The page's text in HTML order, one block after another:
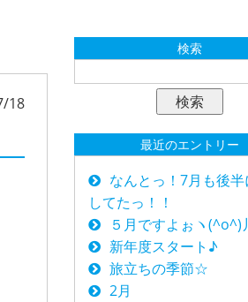
18
検索
最近のエントリー
なんとっ！7月も後半
してたっ！！
５月ですよぉヽ(^o^)丿
新年度スタート♪
旅立ちの季節☆
2月